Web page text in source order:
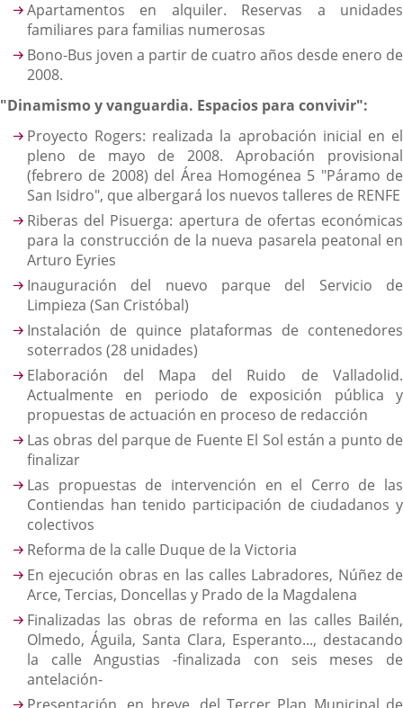
Apartamentos en alquiler. Reservas a unidades
familiares para familias numerosas
Bono-Bus joven a partir de cuatro años desde enero de
2008.
"Dinamismo y vanguardia. Espacios para convivir":
Proyecto Rogers: realizada la aprobación inicial en el
pleno de mayo de 2008. Aprobación provisional
(febrero de 2008) del Área Homogénea 5 "Páramo de
San Isidro", que albergará los nuevos talleres de RENFE
Riberas del Pisuerga: apertura de ofertas económicas
para la construcción de la nueva pasarela peatonal en
Arturo Eyries
Inauguración del nuevo parque del Servicio de
Limpieza (San Cristóbal)
Instalación de quince plataformas de contenedores
soterrados (28 unidades)
Elaboración del Mapa del Ruido de Valladolid.
Actualmente en periodo de exposición pública y
propuestas de actuación en proceso de redacción
Las obras del parque de Fuente El Sol están a punto de
finalizar
Las propuestas de intervención en el Cerro de las
Contiendas han tenido participación de ciudadanos y
colectivos
Reforma de la calle Duque de la Victoria
En ejecución obras en las calles Labradores, Núñez de
Arce, Tercias, Doncellas y Prado de la Magdalena
Finalizadas las obras de reforma en las calles Bailén,
Olmedo, Águila, Santa Clara, Esperanto..., destacando
la calle Angustias -finalizada con seis meses de
antelación-